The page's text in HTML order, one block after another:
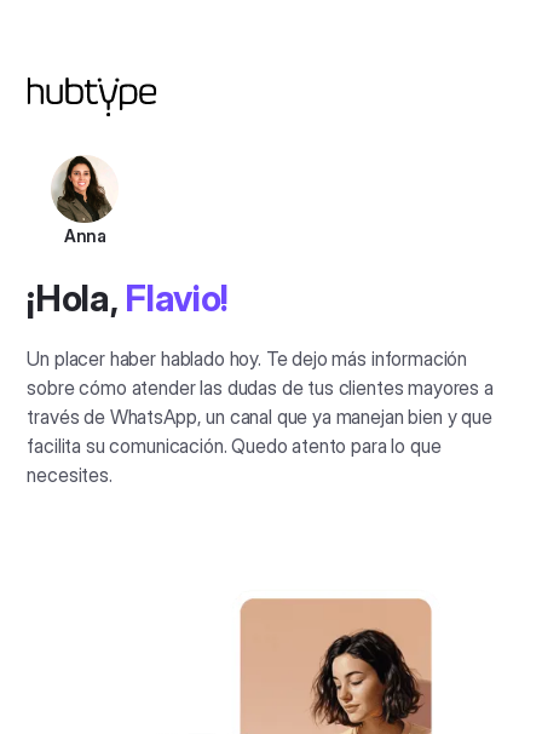
Anna
¡Hola, Flavio!
Un placer haber hablado hoy. Te dejo más información
sobre cómo atender las dudas de tus clientes mayores a
través de WhatsApp, un canal que ya manejan bien y que
facilita su comunicación. Quedo atento para lo que
necesites.